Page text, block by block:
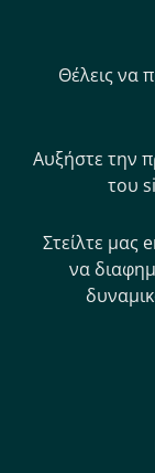
Θέλεις να
Αυξήστε την
του
Στείλτε μας
να